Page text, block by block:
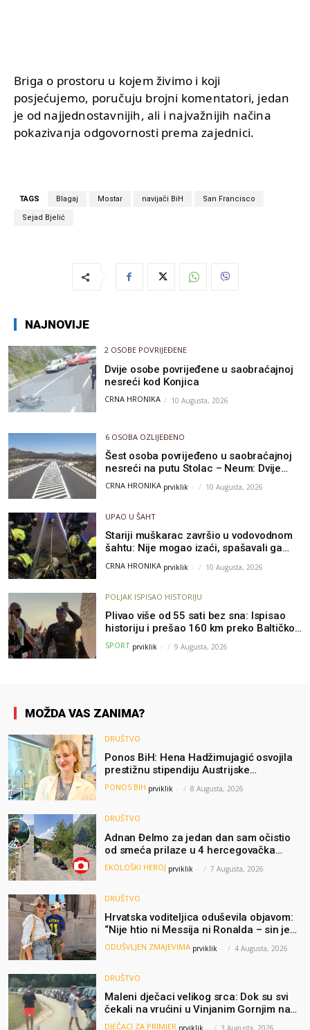
Briga o prostoru u kojem živimo i koji
posjećujemo, poručuju brojni komentatori, jedan
je od najjednostavnijih, ali i najvažnijih načina
pokazivanja odgovornosti prema zajednici.
TAGS Blagaj Mostar navijači BiH San Francisco
Sejad Bjelić
NAJNOVIJE
2 OSOBE POVRIJEĐENE
Dvije osobe povrijeđene u saobraćajnoj
nesreći kod Konjica
CRNA HRONIKA 10 Augusta, 2026
6 OSOBA OZLIJEĐENO
Šest osoba povrijeđeno u saobraćajnoj
nesreći na putu Stolac – Neum: Dvije
osobe zadobile teške tjelesne povrede
CRNA HRONIKA prviklik - 10 Augusta, 2026
UPAO U ŠAHT
Stariji muškarac završio u vodovodnom
šahtu: Nije mogao izaći, spašavali ga
vatrogasci
CRNA HRONIKA prviklik - 10 Augusta, 2026
POLJAK ISPISAO HISTORIJU
Plivao više od 55 sati bez sna: Ispisao
historiju i prešao 160 km preko Baltičkog
mora – a podvig posvetio djeci oboljeloj
od raka
SPORT prviklik - 9 Augusta, 2026
MOŽDA VAS ZANIMA?
DRUŠTVO
Ponos BiH: Hena Hadžimujagić osvojila
prestižnu stipendiju Austrijske
akademije nauka, njeno istraživanje
moglo bi pomoći djeci širom svijeta
PONOS BIH prviklik - 8 Augusta, 2026
DRUŠTVO
Adnan Đelmo za jedan dan sam očistio
od smeća prilaze u 4 hercegovačka
grada: “Danas nisam čistio samo smeće,
čistio sam sliku o nama”
EKOLOŠKI HEROJ prviklik - 7 Augusta, 2026
DRUŠTVO
Hrvatska voditeljica oduševila objavom:
“Nije htio ni Messija ni Ronalda – sin je
želio samo dres Bosne”
ODUŠVLJEN ZMAJEVIMA prviklik - 4 Augusta, 2026
DRUŠTVO
Maleni dječaci velikog srca: Dok su svi
čekali na vrućini u Vinjanim Gornjim na
granici, Ljubi i Šime su dijelili vodu
DJEČACI ZA PRIMJER